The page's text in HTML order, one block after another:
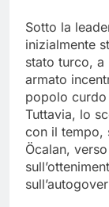
Sotto la
inizialmente
stato turco, a
armato
popolo
Tuttavia, lo
con il tempo,
Öcalan,